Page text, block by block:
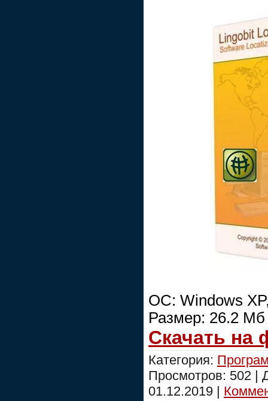
ОC: Windows
Размер: 26.2 Мб
Скачать на
Категория:
Просмотров: 502 |
01.12.2019 |